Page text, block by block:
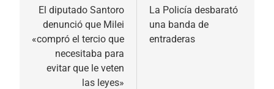
de
entradas
El diputado Santoro
denunció que Milei
«compró el tercio que
necesitaba para
evitar que le veten
las leyes»
La Policía desbarató
una banda de
entraderas